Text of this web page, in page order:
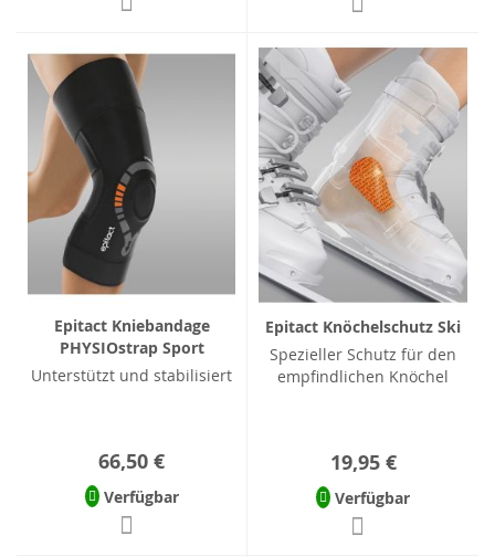
Epitact Kniebandage
PHYSIOstrap Sport
Unterstützt und stabilisiert
66,50 €
Verfügbar
Epitact Knöchelschutz Ski
Spezieller Schutz für den
empfindlichen Knöchel
19,95 €
Verfügbar